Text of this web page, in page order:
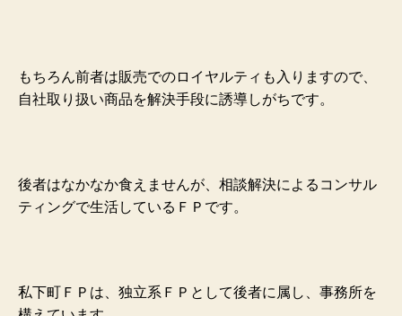
もちろん前者は販売でのロイヤルティも入りますので、
自社取り扱い商品を解決手段に誘導しがちです。
後者はなかなか食えませんが、相談解決によるコンサル
ティングで生活しているＦＰです。
私下町ＦＰは、独立系ＦＰとして後者に属し、事務所を